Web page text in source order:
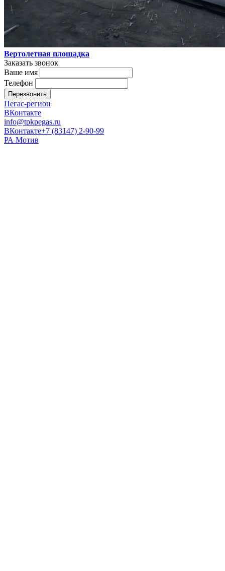
Вертолетная площадка
Заказать звонок
Ваше имя
Телефон
Перезвонить
Пегас-регион
ВКонтакте
info@tpkpegas.ru
ВКонтакте+7 (83147) 2-90-99
РА Мотив